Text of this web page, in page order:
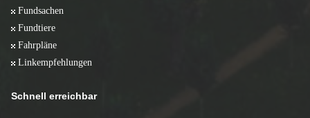
Fundsachen
Fundtiere
Fahrpläne
Linkempfehlungen
Schnell erreichbar